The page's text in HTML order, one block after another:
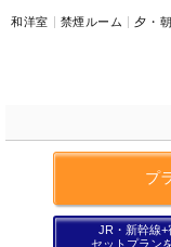
和洋室 禁煙ルーム 夕・
プ
JR・新幹線+
セットプラン